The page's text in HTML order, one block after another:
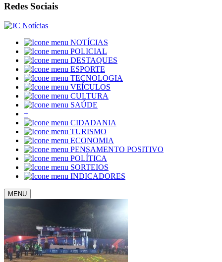
Redes Sociais
NOTÍCIAS
POLICIAL
DESTAQUES
ESPORTE
TECNOLOGIA
VEÍCULOS
CULTURA
SAÚDE
+
CIDADANIA
TURISMO
ECONOMIA
PENSAMENTO POSITIVO
POLÍTICA
SORTEIOS
INDICADORES
MENU